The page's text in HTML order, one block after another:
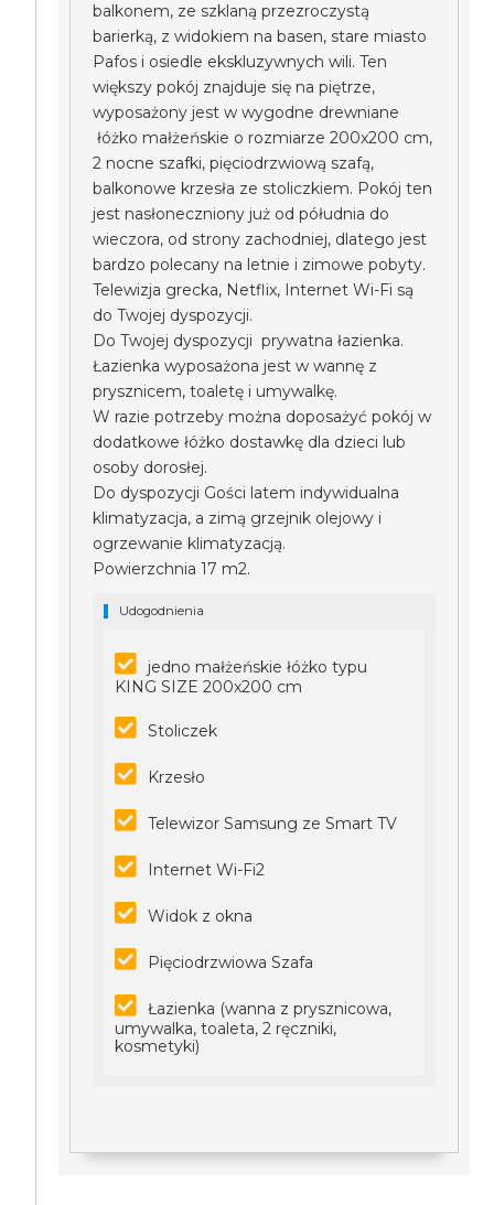
balkonem, ze szklaną przezroczystą
barierką, z widokiem na basen, stare miasto
Pafos i osiedle ekskluzywnych wili. Ten
większy pokój znajduje się na piętrze,
wyposażony jest w wygodne drewniane
łóżko małżeńskie o rozmiarze 200x200 cm,
2 nocne szafki, pięciodrzwiową szafą,
balkonowe krzesła ze stoliczkiem. Pokój ten
jest nasłoneczniony już od półudnia do
wieczora, od strony zachodniej, dlatego jest
bardzo polecany na letnie i zimowe pobyty.
Telewizja grecka, Netflix, Internet Wi-Fi są
do Twojej dyspozycji.
Do Twojej dyspozycji prywatna łazienka.
Łazienka wyposażona jest w wannę z
prysznicem, toaletę i umywalkę.
W razie potrzeby można doposażyć pokój w
dodatkowe łóżko dostawkę dla dzieci lub
osoby dorosłej.
Do dyspozycji Gości latem indywidualna
klimatyzacja, a zimą grzejnik olejowy i
ogrzewanie klimatyzacją.
Powierzchnia 17 m2.
Udogodnienia
jedno małżeńskie łóżko typu
KING SIZE 200x200 cm
Stoliczek
Krzesło
Telewizor Samsung ze Smart TV
Internet Wi-Fi2
Widok z okna
Pięciodrzwiowa Szafa
Łazienka (wanna z prysznicowa,
umywalka, toaleta, 2 ręczniki,
kosmetyki)